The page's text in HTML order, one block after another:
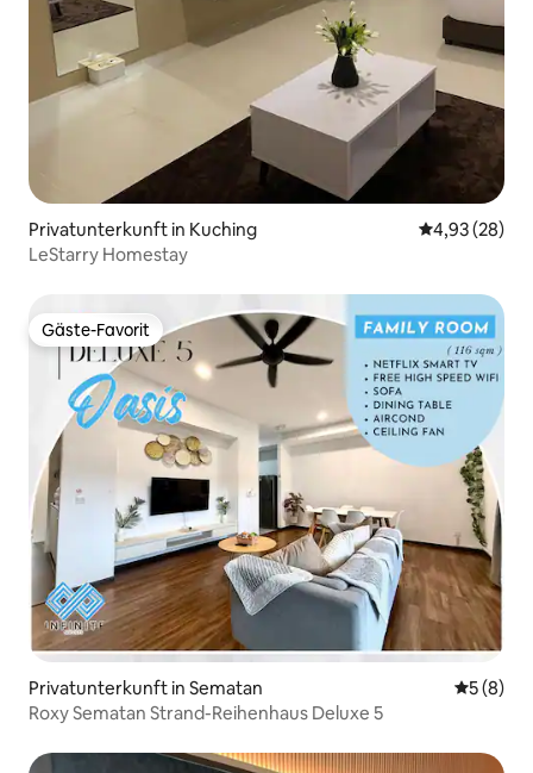
Privatunterkunft in Kuching
4,93 (28)
LeStarry Homestay
Gäste-Favorit
Gäste-Favorit
Privatunterkunft in Sematan
5 (8)
Roxy Sematan Strand-Reihenhaus Deluxe 5